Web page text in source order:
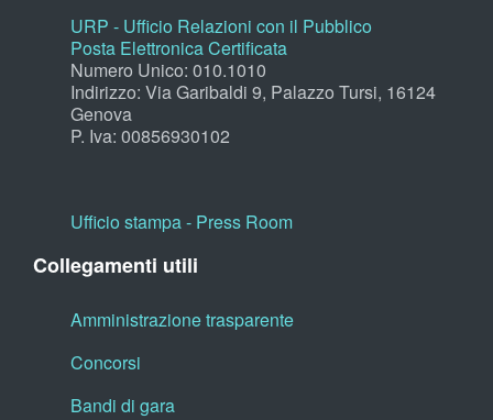
URP - Ufficio Relazioni con il Pubblico
Posta Elettronica Certificata
Numero Unico: 010.1010
Indirizzo: Via Garibaldi 9, Palazzo Tursi, 16124
Genova
P. Iva: 00856930102
Ufficio stampa - Press Room
Collegamenti utili
Amministrazione trasparente
Concorsi
Bandi di gara